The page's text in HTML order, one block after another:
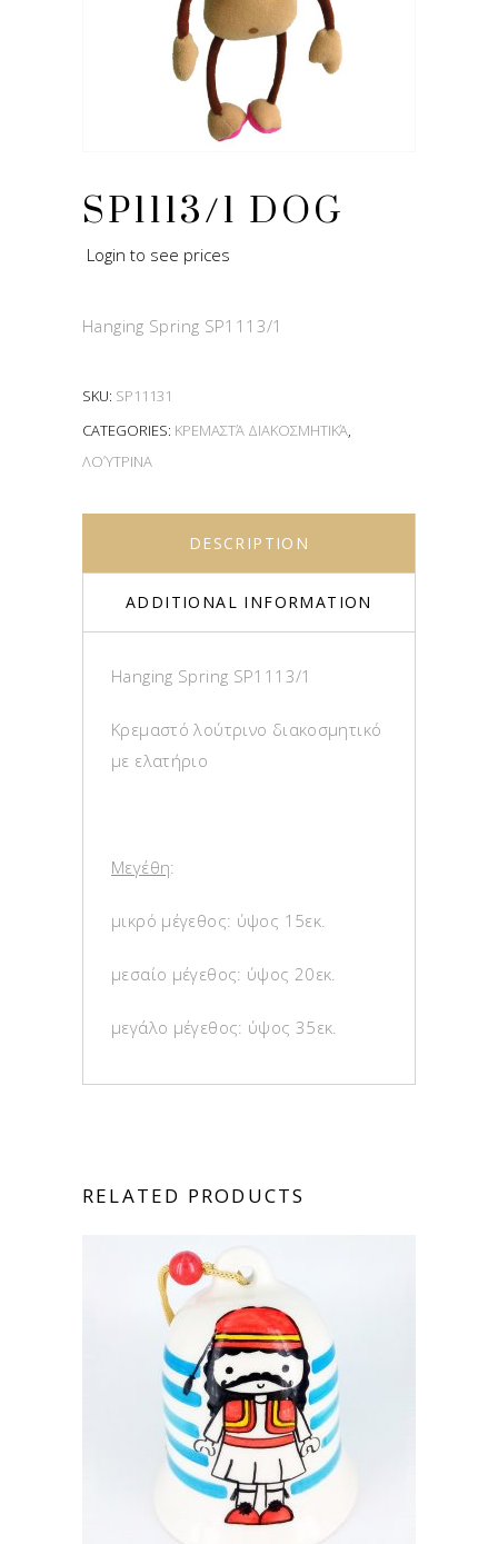
SP1113/1 DOG
Login to see prices
Hanging Spring SP1113/1
SKU: SP11131
CATEGORIES: ΚΡΕΜΑΣΤΆ ΔΙΑΚΟΣΜΗΤΙΚΆ,
ΛΟΎΤΡΙΝΑ
DESCRIPTION
ADDITIONAL INFORMATION
Hanging Spring SP1113/1
Κρεμαστό λούτρινο διακοσμητικό
με ελατήριο
Μεγέθη:
μικρό μέγεθος: ύψος 15εκ.
μεσαίο μέγεθος: ύψος 20εκ.
μεγάλο μέγεθος: ύψος 35εκ.
RELATED PRODUCTS